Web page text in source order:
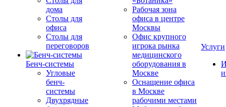
дома
Столы для
офиса
Столы для
переговоров
Бенч-системы
Угловые
бенч-
системы
Двухрядные
Рабочая зона
офиса в центре
Москвы
Офис крупного
игрока рынка
медицинского
оборудования в
Москве
Оснащение офиса
в Москве
рабочими местами
Услуги